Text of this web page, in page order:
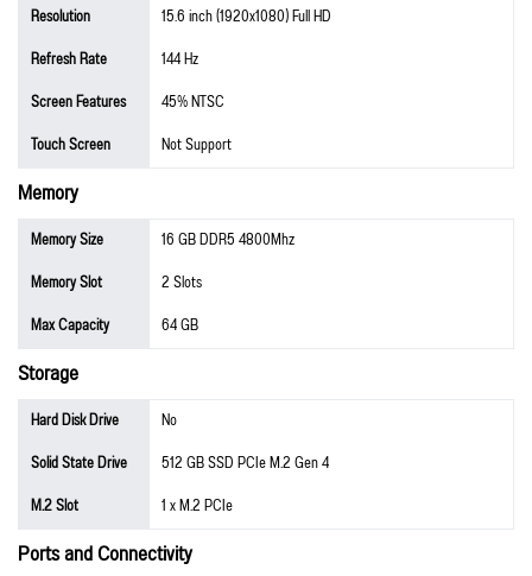
Resolution
15.6 inch (1920x1080) Full HD
Refresh Rate
144 Hz
Screen Features
45% NTSC
Touch Screen
Not Support
Memory
Memory Size
16 GB DDR5 4800Mhz
Memory Slot
2 Slots
Max Capacity
64 GB
Storage
Hard Disk Drive
No
Solid State Drive
512 GB SSD PCIe M.2 Gen 4
M.2 Slot
1 x M.2 PCIe
Ports and Connectivity